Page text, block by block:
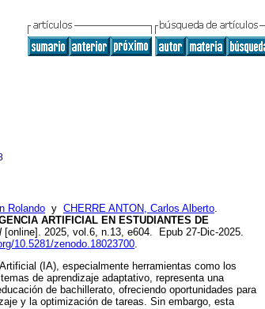
Rolando y CHERRE ANTON, Carlos Alberto.
ARTIFICIAL EN ESTUDIANTES DE
[online]. 2025, vol.6, n.13, e604. Epub 27-Dic-2025.
10.5281/zenodo.18023700.
(IA), especialmente herramientas como los
de aprendizaje adaptativo, representa una
de bachillerato, ofreciendo oportunidades para
y la optimización de tareas. Sin embargo, esta